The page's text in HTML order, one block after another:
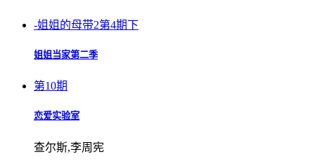
-姐姐的母带2第4期下
姐姐当家第二季
第10期
恋爱实验室
查尔斯,李周宪